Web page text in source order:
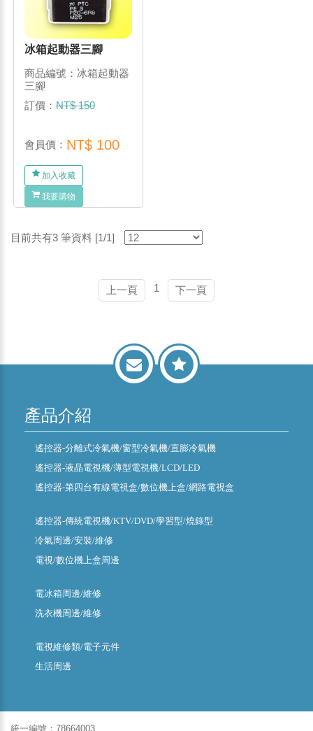
冰箱起動器三腳
商品編號：冰箱起動器
三腳
訂價：NT$ 150
會員價： NT$ 100
加入收藏
我要購物
目前共有3 筆資料 [1/1]
上一頁 1 下一頁
產品介紹
遙控器-分離式冷氣機/窗型冷氣機/直膨冷氣機
遙控器-液晶電視機/薄型電視機/LCD/LED
遙控器-第四台有線電視盒/數位機上盒/網路電視盒
遙控器-傳統電視機/KTV/DVD/學習型/燒錄型
冷氣周邊/安裝/維修
電視/數位機上盒周邊
電冰箱周邊/維修
洗衣機周邊/維修
電視維修類/電子元件
生活周邊
統一編號：78664003